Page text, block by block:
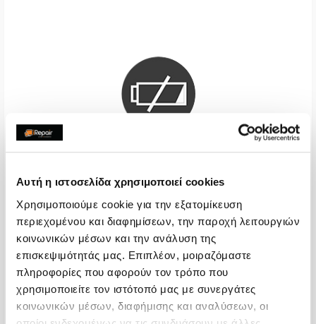
Αυτή η ιστοσελίδα χρησιμοποιεί cookies
Χρησιμοποιούμε cookie για την εξατομίκευση
περιεχομένου και διαφημίσεων, την παροχή λειτουργιών
κοινωνικών μέσων και την ανάλυση της
επισκεψιμότητάς μας. Επιπλέον, μοιραζόμαστε
πληροφορίες που αφορούν τον τρόπο που
χρησιμοποιείτε τον ιστότοπό μας με συνεργάτες
κοινωνικών μέσων, διαφήμισης και αναλύσεων, οι
€40,32
Με 24% ΦΠΑ
Χρόνος
Εγγύηση